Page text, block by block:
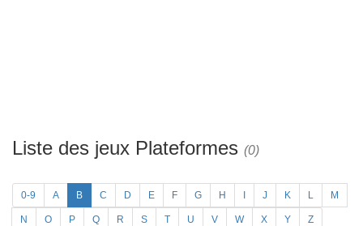
Liste des jeux Plateformes (0)
0-9 A B C D E F G H J K L M
N O P Q R S T U V W X Y Z